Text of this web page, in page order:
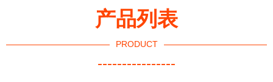
产品列表
PRODUCT
----------------